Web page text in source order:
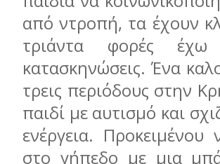
από ντροπή, τα έχουν
τριάντα φορές έχω
κατασκηνώσεις. Ένα
τρεις περιόδους στην
παιδί με αυτισμό και
ενέργεια.
στο γήπεδο με μια